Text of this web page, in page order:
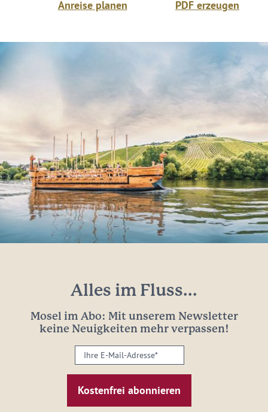
Anreise planen PDF erzeugen
Alles im Fluss...
Mosel im Abo: Mit unserem Newsletter
keine Neuigkeiten mehr verpassen!
Ihre
E-
Mail-
Adresse: